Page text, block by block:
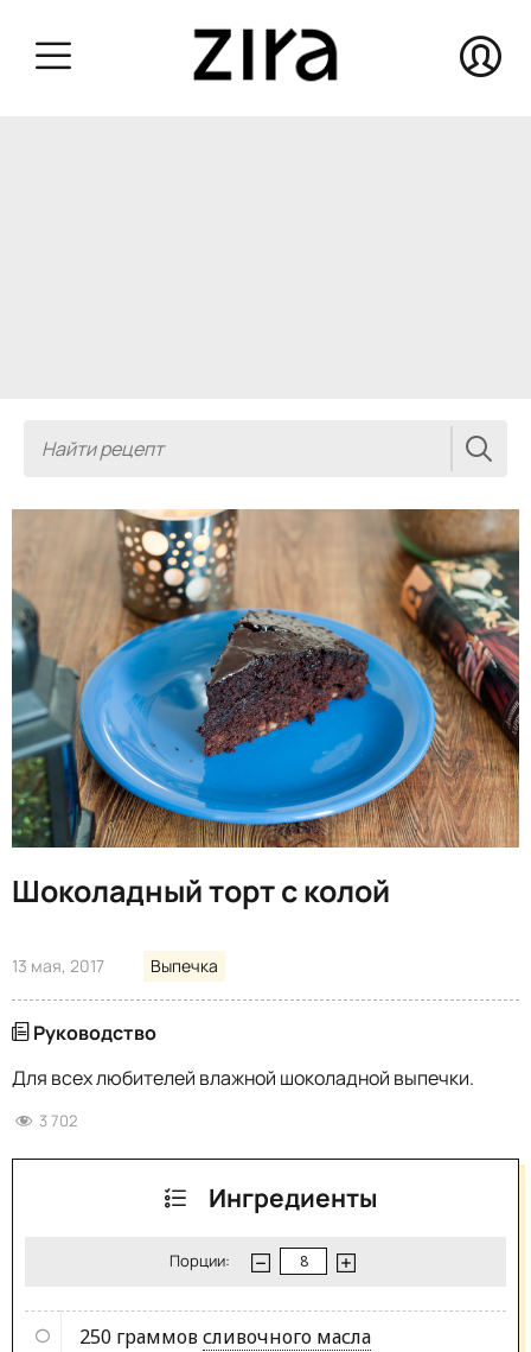
Шоколадный торт с колой
13 мая, 2017 Выпечка
Руководство
Для всех любителей влажной шоколадной выпечки.
3 702
Ингредиенты
Порции:
250 граммовсливочного масла